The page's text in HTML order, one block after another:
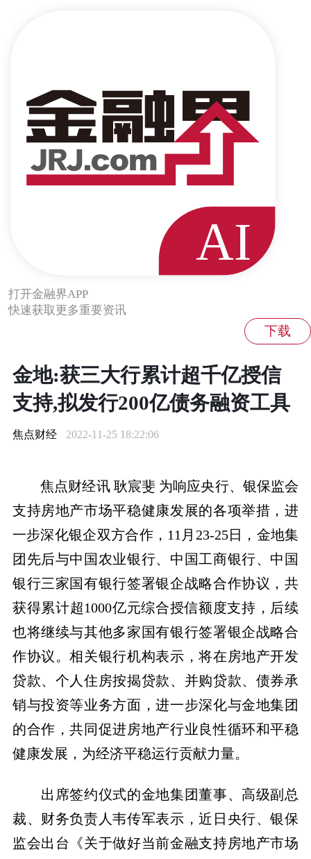
打开金融界APP
快速获取更多重要资讯
金地:获三大行累计超千亿授信
支持,拟发行200亿债务融资工具
焦点财经 2022-11-25 18:22:06
焦点财经讯 耿宸斐 为响应央行、银保监会
支持房地产市场平稳健康发展的各项举措，进
一步深化银企双方合作，11月23-25日，金地集
团先后与中国农业银行、中国工商银行、中国
银行三家国有银行签署银企战略合作协议，共
获得累计超1000亿元综合授信额度支持，后续
也将继续与其他多家国有银行签署银企战略合
作协议。相关银行机构表示，将在房地产开发
贷款、个人住房按揭贷款、并购贷款、债券承
销与投资等业务方面，进一步深化与金地集团
的合作，共同促进房地产行业良性循环和平稳
健康发展，为经济平稳运行贡献力量。
出席签约仪式的金地集团董事、高级副总
裁、财务负责人韦传军表示，近日央行、银保
监会出台《关于做好当前金融支持房地产市场